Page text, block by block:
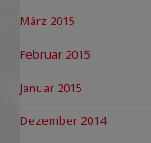
März 2015
Februar 2015
Januar 2015
Dezember 2014